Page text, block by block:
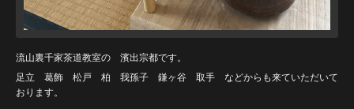
流山裏千家茶道教室の 濱出宗都です。
足立 葛飾 松戸 柏 我孫子 鎌ヶ谷 取手 などからも来ていただいて
おります。